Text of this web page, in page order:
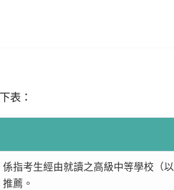
表：
係指考生經由就讀之高級中等學校（以
薦。